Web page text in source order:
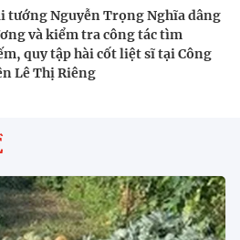
tướng Nguyễn Trọng Nghĩa dâng
và kiểm tra công tác tìm
quy tập hài cốt liệt sĩ tại Công
Lê Thị Riêng